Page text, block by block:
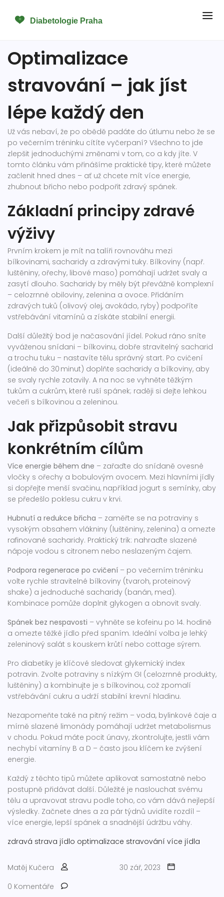
Optimalizace
stravování – jak jíst
lépe každý den
Už vás nebaví, že po obědě padáte do útlumu nebo že se
po večerním tréninku cítíte vyčerpaní? Všechno to jde
zlepšit jednoduchými změnami v tom, co a kdy jíte. V
tomto článku vám přinášíme praktické tipy, které můžete
začlenit hned dnes – ať už chcete mít více energie,
zhubnout břicho nebo podpořit zdravý spánek.
Základní principy zdravé
výživy
Prvním krokem je mít na talíři rovnováhu mezi
bílkovinami, sacharidy a zdravými tuky. Bílkoviny (např.
luštěniny, ořechy, libové maso) pomáhají udržet svaly a
zasytí dlouho. Sacharidy by měly být převážně komplexní
– celozrnné obiloviny, zelenina a ovoce. Přidáním
zdravých tuků (olivový olej, avokádo, ryby) podpoříte
vstřebávání vitamínů a získáte stabilní energii.
Další důležitý bod je načasování jídel. Pokud ráno sníte
vyváženou snídani – bílkovinu, dobře stravitelný sacharid
a trochu tuku – nastavíte tělu správný start. Po cvičení
(ideálně do 30 minut) doplňte sacharidy a bílkoviny, aby
se svaly rychle zotavily. A na noc se vyhněte těžkým
tukům a cukrům, které ruší spánek; raději si dejte lehkou
večeři s bílkovinou a zeleninou.
Jak přizpůsobit stravu
konkrétním cílům
Více energie během dne – zařaďte do snídaně ovesné
vločky s ořechy a bobulovým ovocem. Mezi hlavními jídly
si dopřejte menší svačinu, například jogurt s semínky, aby
se předešlo poklesu cukru v krvi.
Hubnutí a redukce břicha – zaměřte se na potraviny s
vysokým obsahem vlákniny (luštěniny, zelenina) a omezte
rafinované sacharidy. Praktický trik: nahraďte slazené
nápoje vodou s citronem nebo neslazeným čajem.
Podpora regenerace po cvičení – po večerním tréninku
volte rychle stravitelné bílkoviny (tvaroh, proteinový
shake) a jednoduché sacharidy (banán, med).
Kombinace pomůže doplnit glykogen a obnovit svaly.
Spánek bez nespavosti – vyhněte se kofeinu po 14. hodině
a omezte těžké jídlo před spaním. Ideální volba je lehký
zeleninový salát s kouskem krůtí nebo cottage sýrem.
Pro diabetiky je klíčové sledovat glykemický index
potravin. Zvolte potraviny s nízkým GI (celozrnné produkty,
luštěniny) a kombinujte je s bílkovinou, což zpomalí
vstřebávání cukru a udrží stabilní krevní hladinu.
Nezapomeňte také na pitný režim – voda, bylinkové čaje a
mírně slazené limonády pomáhají udržet metabolismus
v chodu. Pokud máte pocit únavy, zkontrolujte, jestli vám
nechybí vitamíny B a D – často jsou klíčem ke zvýšení
energie.
Každý z těchto tipů můžete aplikovat samostatně nebo
postupně přidávat další. Důležité je naslouchat svému
tělu a upravovat stravu podle toho, co vám dává nejlepší
výsledky. Začnete dnes a za pár týdnů uvidíte rozdíl –
více energie, lepší spánek a snadnější údržbu váhy.
zdravá strava jídlo optimalizace stravování více jídla
Matěj Kučera
30 zář, 2023
0 Komentáře